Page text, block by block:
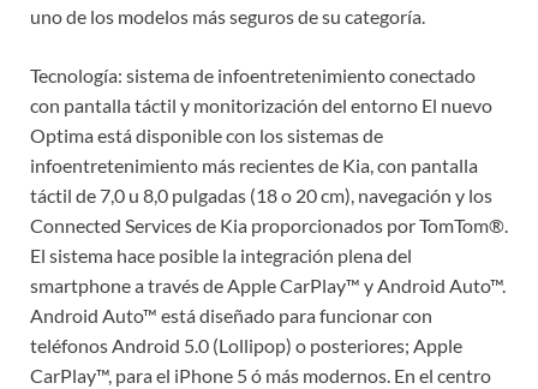
uno de los modelos más seguros de su categoría.
Tecnología: sistema de infoentretenimiento conectado
con pantalla táctil y monitorización del entorno El nuevo
Optima está disponible con los sistemas de
infoentretenimiento más recientes de Kia, con pantalla
táctil de 7,0 u 8,0 pulgadas (18 o 20 cm), navegación y los
Connected Services de Kia proporcionados por TomTom®.
El sistema hace posible la integración plena del
smartphone a través de Apple CarPlay™ y Android Auto™.
Android Auto™ está diseñado para funcionar con
teléfonos Android 5.0 (Lollipop) o posteriores; Apple
CarPlay™, para el iPhone 5 ó más modernos. En el centro